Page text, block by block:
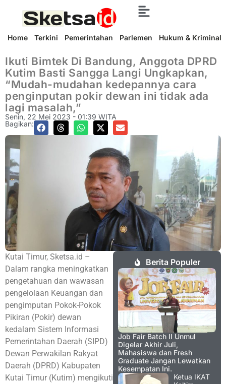
Home Terkini Pemerintahan Parlemen Hukum & Kriminal
Ikuti Bimtek Di Bandung, Anggota DPRD
Kutim Basti Sangga Langi Ungkapkan,
“Mudah-mudahan kedepannya cara
penginputan pokir dewan ini tidak ada
lagi masalah,”
Senin, 22 Mei 2023 - 01:39 WITA
Bagikan:
Kutai Timur, Sketsa.id –
Dalam rangka meningkatkan
pengetahuan dan wawasan
pengelolaan Keuangan dan
pengimputan Pokok-Pokok
Pikiran (Pokir) dewan
kedalam Sistem Informasi
Pemerintahan Daerah (SIPD)
Dewan Perwakilan Rakyat
Daerah (DPRD) Kabupaten
Kutai Timur (Kutim) mengikuti
Berita Populer
Job Fair Batch II Unmul
Digelar Akhir Juli,
Mahasiswa dan Fresh
Graduate Jangan Lewatkan
Kesempatan Ini.
Ketua IKAT